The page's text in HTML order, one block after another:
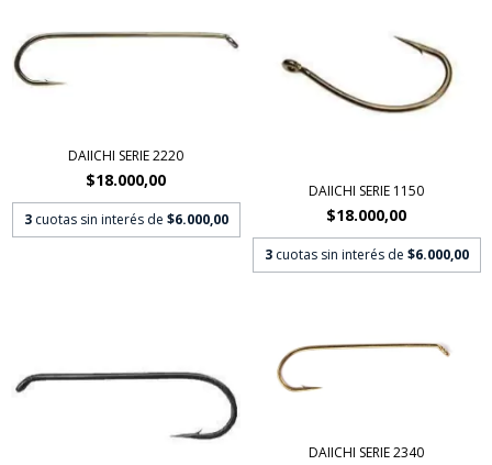
DAIICHI SERIE 2220
$18.000,00
3 cuotas sin interés de $6.000,00
DAIICHI SERIE 1150
$18.000,00
3 cuotas sin interés de $6.000,00
DAIICHI SERIE 2340